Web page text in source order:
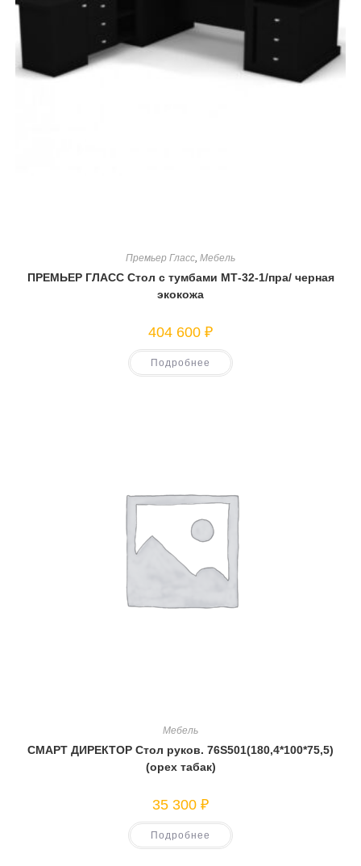
Премьер Гласс, Мебель
ПРЕМЬЕР ГЛАСС Стол с тумбами МТ-32-1/пра/ черная
экокожа
404 600 ₽
Подробнее
Мебель
СМАРТ ДИРЕКТОР Стол руков. 76S501(180,4*100*75,5)
(орех табак)
35 300 ₽
Подробнее